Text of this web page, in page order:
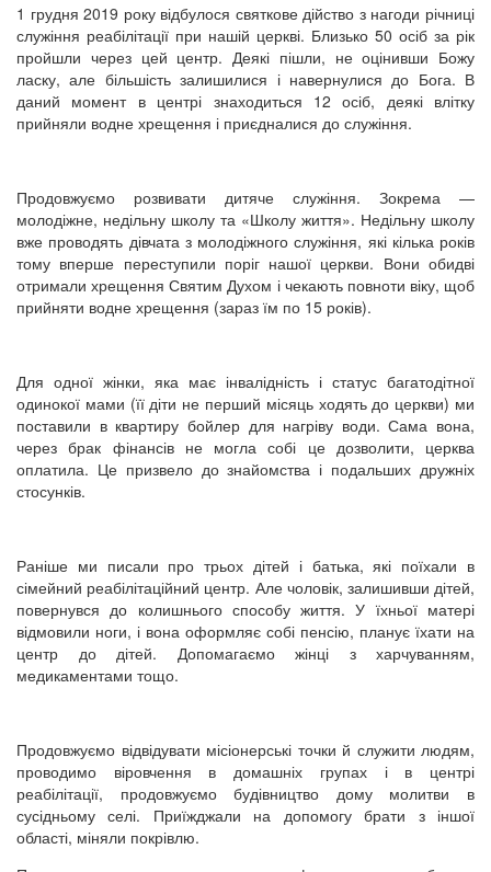
1 грудня 2019 року відбулося святкове дійство з нагоди річниці
служіння реабілітації при нашій церкві. Близько 50 осіб за рік
пройшли через цей центр. Деякі пішли, не оцінивши Божу
ласку, але більшість залишилися і навернулися до Бога. В
даний момент в центрі знаходиться 12 осіб, деякі влітку
прийняли водне хрещення і приєдналися до служіння.
Продовжуємо розвивати дитяче служіння. Зокрема —
молодіжне, недільну школу та «Школу життя». Недільну школу
вже проводять дівчата з молодіжного служіння, які кілька років
тому вперше переступили поріг нашої церкви. Вони обидві
отримали хрещення Святим Духом і чекають повноти віку, щоб
прийняти водне хрещення (зараз їм по 15 років).
Для одної жінки, яка має інвалідність і статус багатодітної
одинокої мами (її діти не перший місяць ходять до церкви) ми
поставили в квартиру бойлер для нагріву води. Сама вона,
через брак фінансів не могла собі це дозволити, церква
оплатила. Це призвело до знайомства і подальших дружніх
стосунків.
Раніше ми писали про трьох дітей і батька, які поїхали в
сімейний реабілітаційний центр. Але чоловік, залишивши дітей,
повернувся до колишнього способу життя. У їхньої матері
відмовили ноги, і вона оформляє собі пенсію, планує їхати на
центр до дітей. Допомагаємо жінці з харчуванням,
медикаментами тощо.
Продовжуємо відвідувати місіонерські точки й служити людям,
проводимо віровчення в домашніх групах і в центрі
реабілітації, продовжуємо будівництво дому молитви в
сусідньому селі. Приїжджали на допомогу брати з іншої
області, міняли покрівлю.